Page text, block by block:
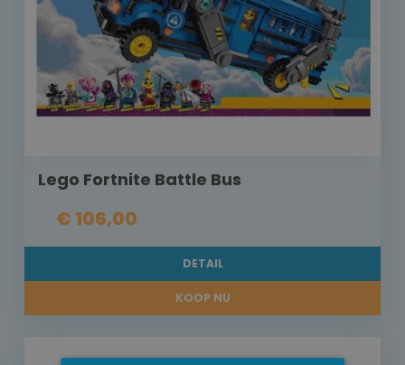
Lego Fortnite Battle Bus
€ 106,00
DETAIL
KOOP NU